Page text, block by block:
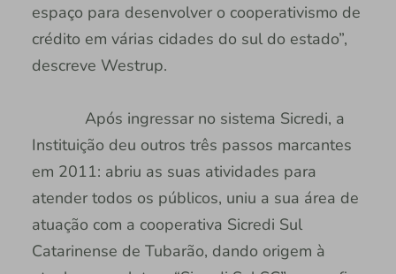
espaço para desenvolver o cooperativismo de
crédito em várias cidades do sul do estado”,
descreve Westrup.
Após ingressar no sistema Sicredi, a
Instituição deu outros três passos marcantes
em 2011: abriu as suas atividades para
atender todos os públicos, uniu a sua área de
atuação com a cooperativa Sicredi Sul
Catarinense de Tubarão, dando origem à